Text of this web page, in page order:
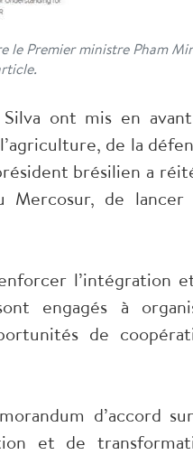
le Premier ministre Pham
ont mis en
de la
brésilien a
de lancer
l’intégration
engagés à
de
d’accord
et de